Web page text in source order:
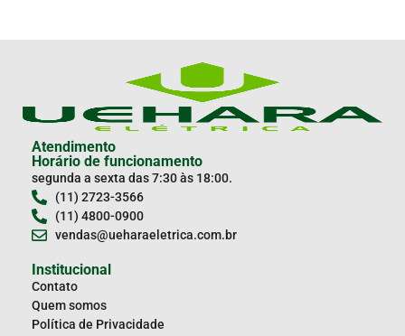
Atendimento
Horário de funcionamento
segunda a sexta das 7:30 às 18:00.
(11) 2723-3566
(11) 4800-0900
vendas@ueharaeletrica.com.br
Institucional
Contato
Quem somos
Política de Privacidade